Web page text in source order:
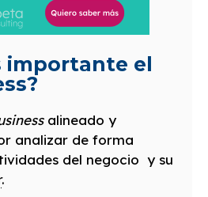
importante el
alineado y
analizar de forma
del negocio y su
.